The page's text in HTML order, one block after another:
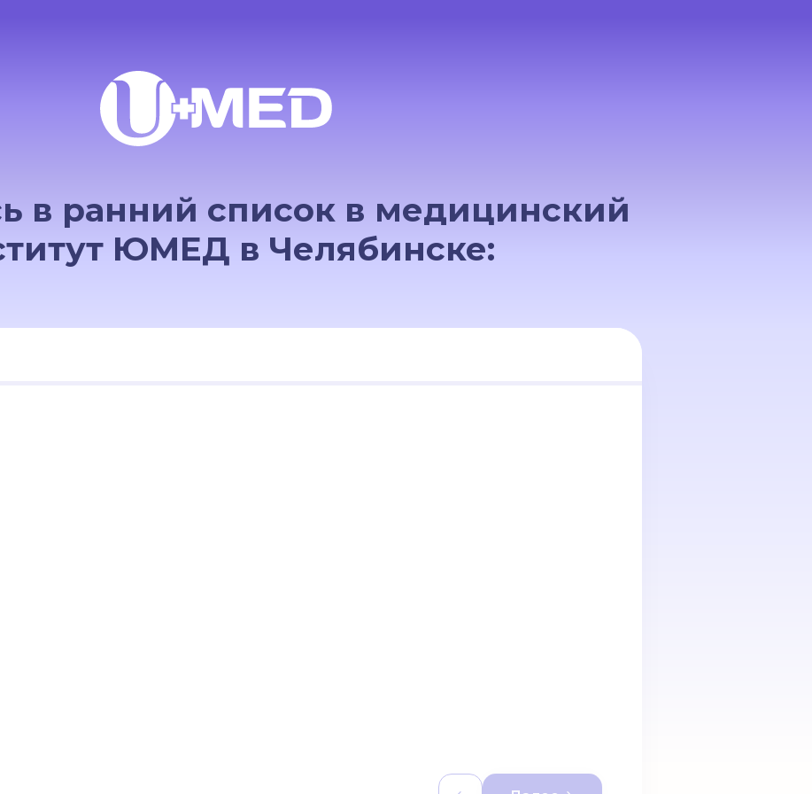
в ранний список в медицинский
ЮМЕД в Челябинске: